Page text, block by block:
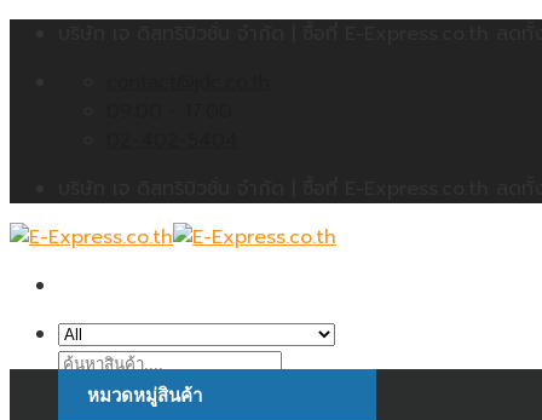
ค้นหา:
หมวดหมู่สินค้า